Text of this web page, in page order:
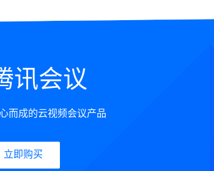
讯会议
而成的云视频会议产品
立即购买